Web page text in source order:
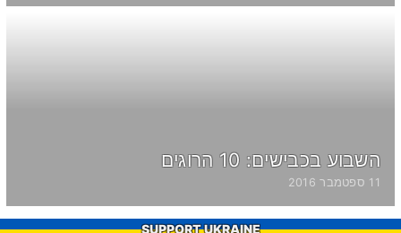
השבוע בכבישים: 10 הרוגים
11 ספטמבר 2016
SUPPORT UKRAINE